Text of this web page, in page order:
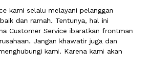
kami selalu melayani pelanggan
dan ramah. Tentunya, hal ini
Customer Service ibaratkan frontman
Jangan khawatir juga dan
kami. Karena kami akan